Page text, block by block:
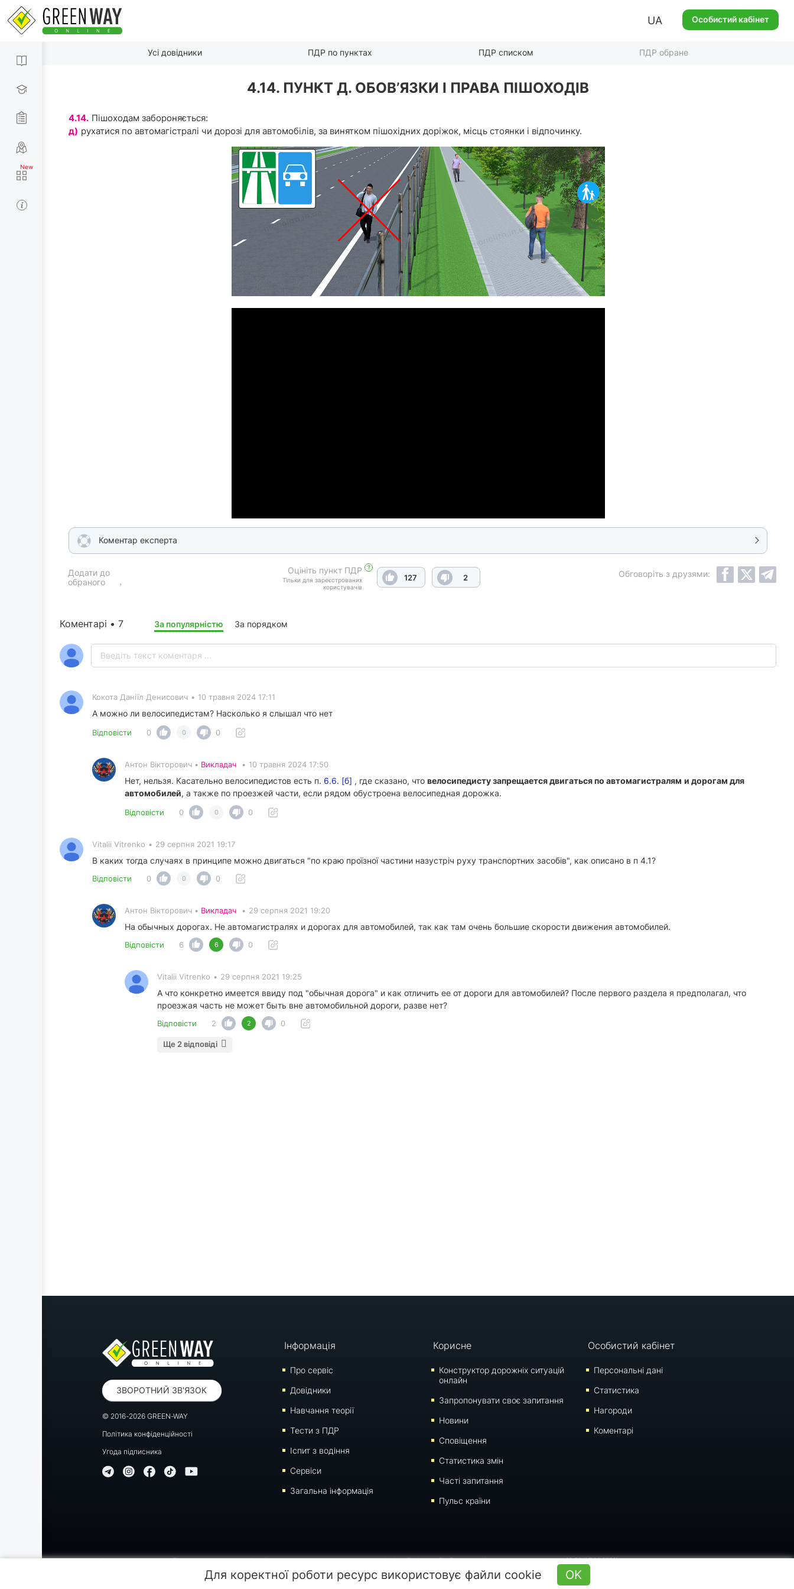
UA Особистий кабінет
Усі довідники ПДР по пунктах ПДР списком ПДР обране
4.14. ПУНКТ Д. ОБОВ’ЯЗКИ І ПРАВА ПІШОХОДІВ
4.14. Пішоходам забороняється:
д) рухатися по автомагістралі чи дорозі для автомобілів, за винятком пішохідних доріжок, місць стоянки і відпочинку.
Коментар експерта
Оцініть пункт ПДР ?
Тільки для зареєстрованих
користувачів
127 2
Додати до
обраного
Обговоріть з друзями:
Коментарі • 7 За популярністю За порядком
Кокота Даніїл Денисович • 10 травня 2024 17:11
А можно ли велосипедистам? Насколько я слышал что нет
Відповісти 0 0 0
Антон Вікторович • Викладач • 10 травня 2024 17:50
Нет, нельзя. Касательно велосипедистов есть п. 6.6. [б] , где сказано, что велосипедисту запрещается двигаться по автомагистралям и дорогам для
автомобилей, а также по проезжей части, если рядом обустроена велосипедная дорожка.
Відповісти 0 0 0
Vitalii Vitrenko • 29 серпня 2021 19:17
В каких тогда случаях в принципе можно двигаться "по краю проїзної частини назустріч руху транспортних засобів", как описано в п 4.1?
Відповісти 0 0 0
Антон Вікторович • Викладач • 29 серпня 2021 19:20
На обычных дорогах. Не автомагистралях и дорогах для автомобилей, так как там очень большие скорости движения автомобилей.
Відповісти 6 6 0
Vitalii Vitrenko • 29 серпня 2021 19:25
А что конкретно имеется ввиду под "обычная дорога" и как отличить ее от дороги для автомобилей? После первого раздела я предполагал, что
проезжая часть не может быть вне автомобильной дороги, разве нет?
Відповісти 2 2 0
Ще 2 відповіді
ЗВОРОТНИЙ ЗВ'ЯЗОК
© 2016-2026 GREEN-WAY
Політика конфіденційності
Угода підписника
Інформація
Про сервіс
Довідники
Навчання теорії
Тести з ПДР
Iспит з водіння
Сервіси
Загальна інформація
Корисне
Конструктор дорожніх ситуацій
онлайн
Запропонувати своє запитання
Новини
Сповіщення
Статистика змін
Часті запитання
Пульс країни
Особистий кабінет
Персональні дані
Статистика
Нагороди
Коментарі
Копіювання, передрук або використання матеріалів цієї сторінки для відтворення, переносу на інші носії інформації заборонено. Час останнього оновлення: 09:30 (07.08.2026)
Для коректної роботи ресурс використовує файли cookie OK